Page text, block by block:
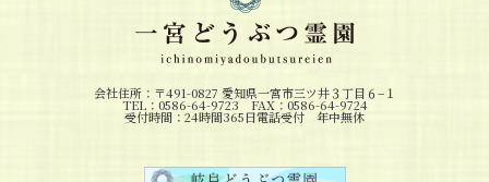
会社住所：〒491-0827 愛知県一宮市三ツ井３丁目６−１
TEL：0586-64-9723 FAX：0586-64-9724
受付時間：24時間365日電話受付 年中無休